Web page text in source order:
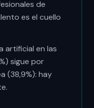
de
es el cuello
artificial en las
sigue por
(38,9%): hay